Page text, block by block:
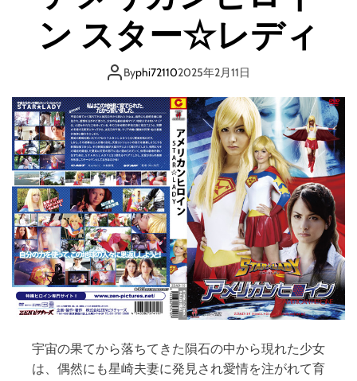
ロ
イ
ン
ス
ト
ロ
ガ
ー
ル
S
E
O
N
2
ン スター☆レディ
Byphi721102025年2月11日
宇宙の果てから落ちてきた隕石の中から現れた少女
は、偶然にも星崎夫妻に発見され愛情を注がれて育